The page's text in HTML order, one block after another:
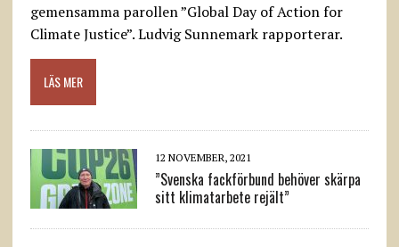
gemensamma parollen ”Global Day of Action for
Climate Justice”. Ludvig Sunnemark rapporterar.
LÄS MER
12 NOVEMBER, 2021
”Svenska fackförbund behöver skärpa
sitt klimatarbete rejält”